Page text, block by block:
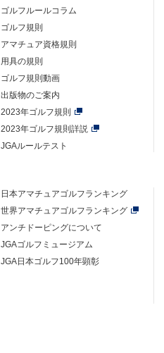
ゴルフルールコラム
ゴルフ規則
アマチュア資格規則
用具の規則
ゴルフ規則動画
出版物のご案内
2023年ゴルフ規則
2023年ゴルフ規則詳説
JGAルールテスト
日本アマチュアゴルフランキング
世界アマチュアゴルフランキング
アンチドーピングについて
JGAゴルフミュージアム
JGA日本ゴルフ100年顕彰